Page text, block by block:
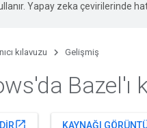
Yapay zeka çevirilerinde
kılavuzu Gelişmiş
Bazel'ı
open_in_new KAYNAĞI